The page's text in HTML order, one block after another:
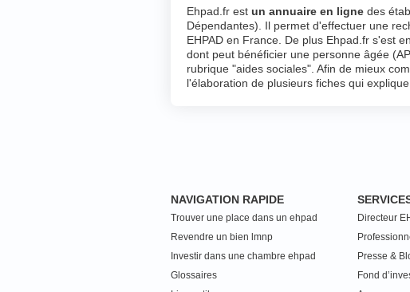
Ehpad.fr est un annuaire en lignedes
Dépendantes). Il permet d'effectuer une
EHPAD en France. De plus Ehpad.fr s'est
dont peut bénéficier une personne âgée
rubrique "aides sociales". Afin de mieux
l'élaboration de plusieurs fiches qui
NAVIGATION RAPIDE
Trouver une place dans un ehpad
Revendre un bien lmnp
Investir dans une chambre ehpad
Glossaires
Directeur
Presse &
Fond